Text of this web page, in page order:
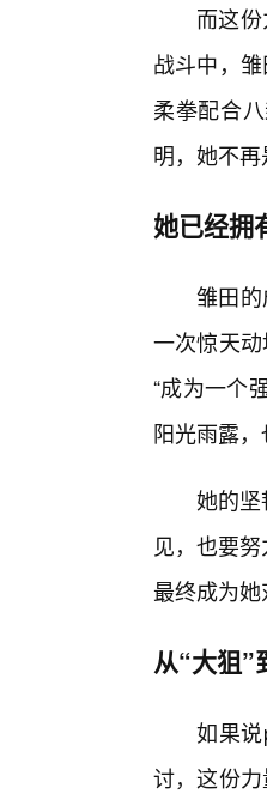
而这
战斗中，
柔拳配合
明，她不
她已经拥
雏田
一次惊天
“成为一个
阳光雨露
她的
见，也要
最终成为
从“大狙
如果
讨，这份